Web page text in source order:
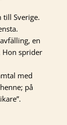
Sverige.
en
Hon sprider
med
på